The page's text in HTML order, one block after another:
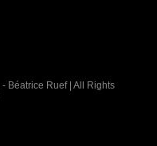
Béatrice Ruef | All Rights